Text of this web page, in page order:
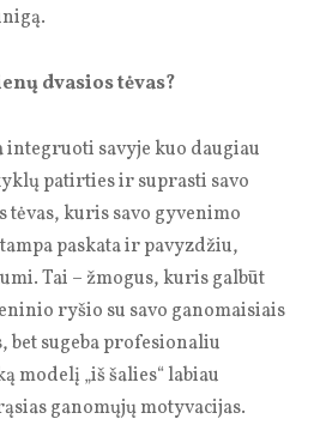
dvasios tėvas?
integruoti savyje kuo daugiau
patirties ir suprasti savo
tėvas, kuris savo gyvenimo
paskata ir pavyzdžiu,
Tai – žmogus, kuris galbūt
ryšio su savo ganomaisiais
bet sugeba profesionaliu
modelį „iš šalies“ labiau
ganomųjų motyvacijas.